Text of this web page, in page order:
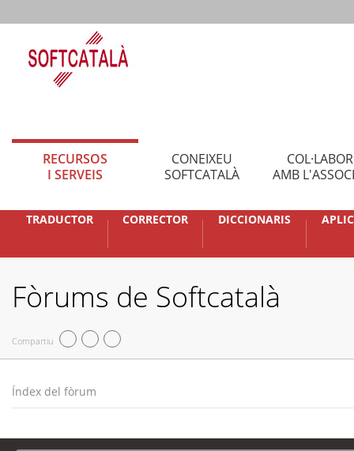
RECURSOS
I SERVEIS
CONEIXEU
SOFTCATALÀ
AMB
TRADUCTOR CORRECTOR DICCIONARIS
Fòrums de Softcatalà
Compartiu
Índex del fòrum